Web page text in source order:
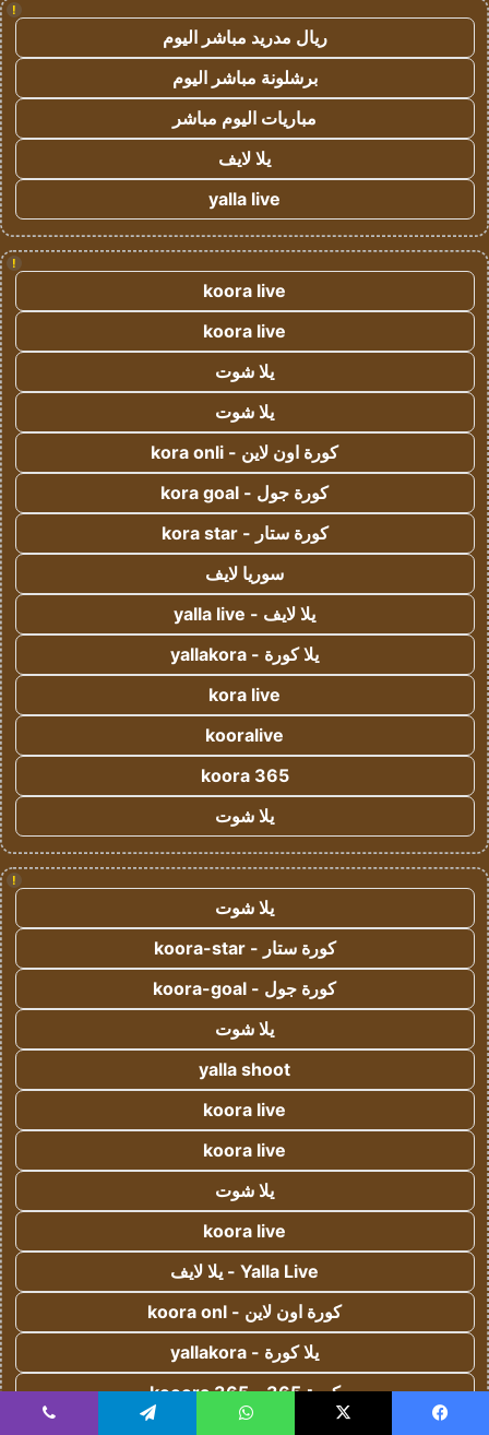
!
ريال مدريد مباشر اليوم
برشلونة مباشر اليوم
مباريات اليوم مباشر
يلا لايف
yalla live
!
koora live
koora live
يلا شوت
يلا شوت
كورة اون لاين - kora onli
كورة جول - kora goal
كورة ستار - kora star
سوريا لايف
يلا لايف - yalla live
يلا كورة - yallakora
kora live
kooralive
koora 365
يلا شوت
!
يلا شوت
كورة ستار - koora-star
كورة جول - koora-goal
يلا شوت
yalla shoot
koora live
koora live
يلا شوت
koora live
Yalla Live - يلا لايف
كورة اون لاين - koora onl
يلا كورة - yallakora
كورة 365 - kooora 365